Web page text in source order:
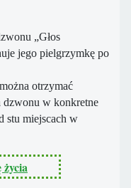
„Głos
jego pielgrzymkę po
otrzymać
dzwonu w konkretne
stu miejscach w
życia